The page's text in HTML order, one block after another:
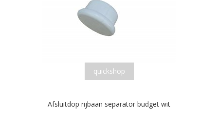
quickshop
Afsluitdop rijbaan separator budget wit